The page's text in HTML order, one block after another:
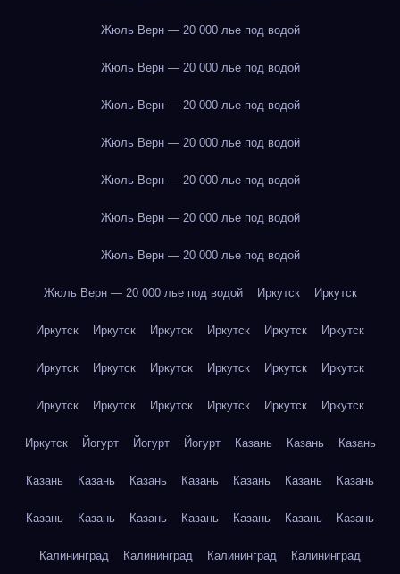
Жюль Верн — 20 000 лье под водой
Жюль Верн — 20 000 лье под водой
Жюль Верн — 20 000 лье под водой
Жюль Верн — 20 000 лье под водой
Жюль Верн — 20 000 лье под водой
Жюль Верн — 20 000 лье под водой
Жюль Верн — 20 000 лье под водой
Жюль Верн — 20 000 лье под водой Иркутск Иркутск
Иркутск Иркутск Иркутск Иркутск Иркутск Иркутск
Иркутск Иркутск Иркутск Иркутск Иркутск Иркутск
Иркутск Иркутск Иркутск Иркутск Иркутск Иркутск
Иркутск Йогурт Йогурт Йогурт Казань Казань Казань
Казань Казань Казань Казань Казань Казань Казань
Казань Казань Казань Казань Казань Казань Казань
Калининград Калининград Калининград Калининград